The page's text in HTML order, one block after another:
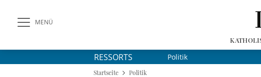
MENÜ
RESSORTS Politik
Startseite Politik